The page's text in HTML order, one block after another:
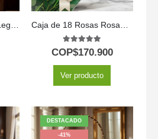
Pedestal Fúnebre El Legado de Domingo: Homenaje Solemne 🕊️ Caja de 18 Rosas Rosadas
5.00out of 5
COP$170.900
Ver producto
DESTACADO
-41%